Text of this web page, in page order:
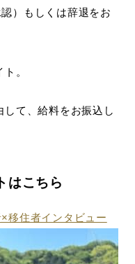
）もしくは辞退をお
。
て、給料をお振込し
はこちら
住者インタビュー